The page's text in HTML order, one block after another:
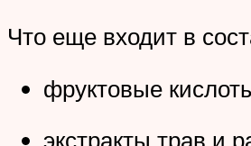
Что еще входит в
фруктовые
экстракты трав и